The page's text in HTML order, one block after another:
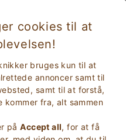
cookies til at
bruges kun til at
annoncer samt til
samt til at forstå,
kommer fra, alt sammen
påAccept all, for at få
3776
17Sengepladser
BOOK
9.5